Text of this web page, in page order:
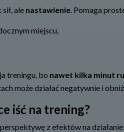
ale nastawienie . Pomaga
miejscu,
treningu, bo nawet kilka minut
może działać negatywnie i
iść na trening?
z efektów na